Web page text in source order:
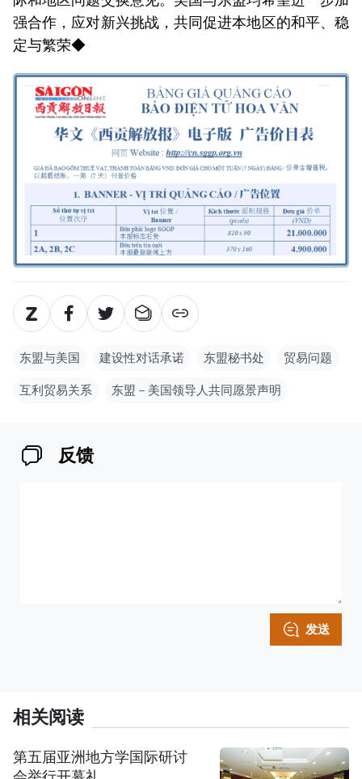
强合作，应对新兴挑战，共同促进本地区的和平、稳
定与繁荣◆
东盟与美国 建设性对话承诺 东盟秘书处 贸易问题
互利贸易关系 东盟－美国领导人共同愿景声明
反馈
发送
相关阅读
第五届亚洲地方学国际研讨